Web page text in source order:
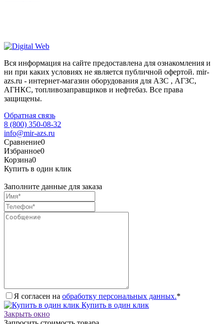
Вся информация на сайте предоставлена для ознакомления и
ни при каких условиях не является публичной офертой. mir-
azs.ru - интернет-магазин оборудования для АЗС , АГЗС,
АГНКС, топливозаправщиков и нефтебаз. Все права
защищены.
Обратная связь
8 (800) 350-08-32
info@mir-azs.ru
Сравнение0
Избранное0
Корзина0
Купить в один клик
Заполните данные для заказа
Я согласен на обработку персональных данных.*
Купить в один клик
Закрыть окно